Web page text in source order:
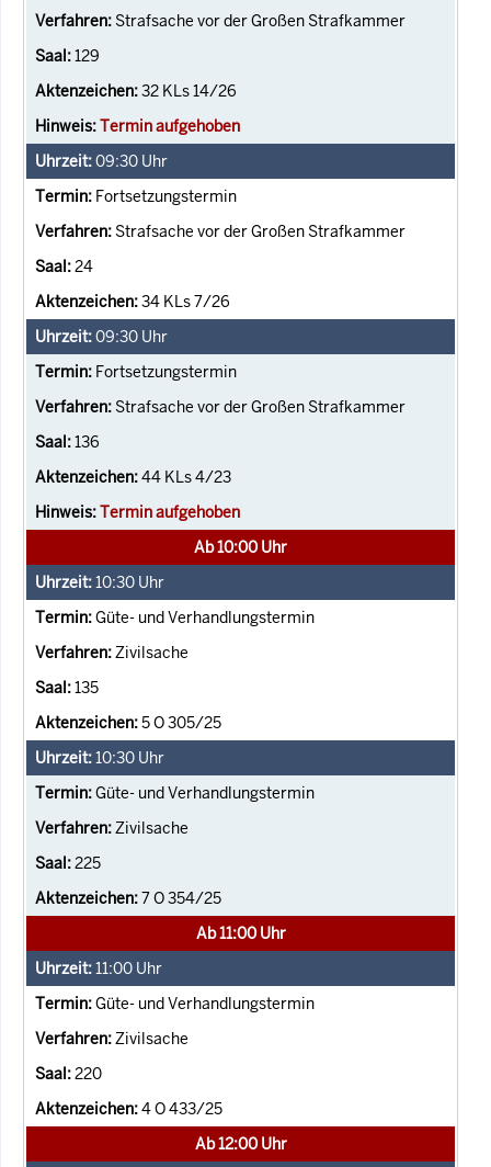
Strafsache vor der Großen Strafkammer
129
32 KLs 14/26
Termin aufgehoben
09:30 Uhr
Fortsetzungstermin
Strafsache vor der Großen Strafkammer
24
34 KLs 7/26
09:30 Uhr
Fortsetzungstermin
Strafsache vor der Großen Strafkammer
136
44 KLs 4/23
Termin aufgehoben
Ab 10:00 Uhr
10:30 Uhr
Güte- und Verhandlungstermin
Zivilsache
135
5 O 305/25
10:30 Uhr
Güte- und Verhandlungstermin
Zivilsache
225
7 O 354/25
Ab 11:00 Uhr
11:00 Uhr
Güte- und Verhandlungstermin
Zivilsache
220
4 O 433/25
Ab 12:00 Uhr